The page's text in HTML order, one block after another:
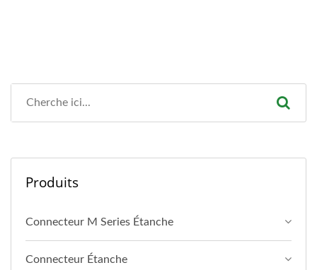
Produits
Connecteur M Series Étanche
Connecteur Étanche